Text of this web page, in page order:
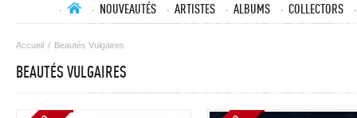
NOUVEAUTÉS ARTISTES ALBUMS COLLECTORS
Accueil / Beautés Vulgaires
BEAUTÉS VULGAIRES